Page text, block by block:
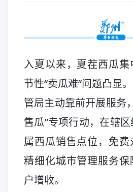
入夏以来，夏茬西瓜
节性“卖瓜难”问题凸显
管局主动靠前开展服务
售瓜”专项行动，在辖
属西瓜销售点位，免
精细化城市管理服务
户增收。